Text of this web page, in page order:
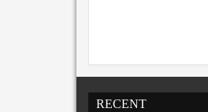
RECENT